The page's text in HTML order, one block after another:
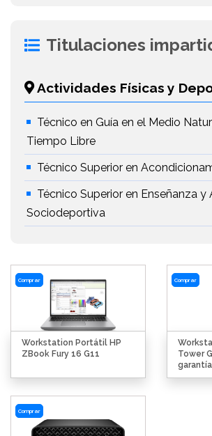
Titulaciones
Actividades Físicas y
Técnico en Guía en el Medio
Tiempo Libre
Técnico Superior en
Técnico Superior en Enseñanza y
Sociodeportiva
Comprar
Workstation Portátil HP
ZBook Fury 16 G11
Comprar
Tower
garantía
Comprar